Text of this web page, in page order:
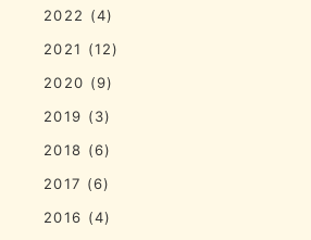
2022 (4)
2021 (12)
2020 (9)
2019 (3)
2018 (6)
2017 (6)
2016 (4)